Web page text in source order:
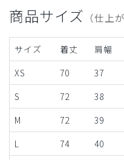
商品サイズ （仕上
サイズ 着丈 肩幅
XS
70 37
S
72 38
M
72 39
L
74 40